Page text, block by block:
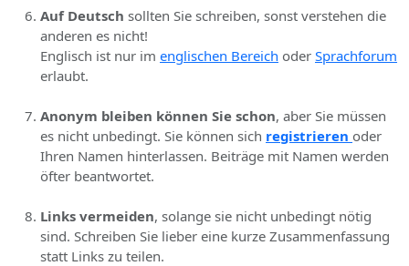
Auf Deutsch sollten Sie schreiben, sonst verstehen die
anderen es nicht!
Englisch ist nur im englischen Bereich oder Sprachforum
erlaubt.
Anonym bleiben können Sie schon, aber Sie müssen
es nicht unbedingt. Sie können sich registrieren oder
Ihren Namen hinterlassen. Beiträge mit Namen werden
öfter beantwortet.
Links vermeiden, solange sie nicht unbedingt nötig
sind. Schreiben Sie lieber eine kurze Zusammenfassung
statt Links zu teilen.